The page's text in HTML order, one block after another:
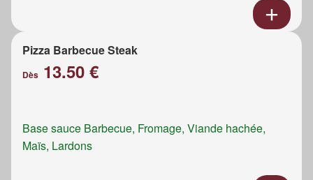
Pizza Barbecue Steak
Dès 13.50 €
Base sauce Barbecue, Fromage, Viande hachée,
Maïs, Lardons